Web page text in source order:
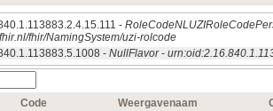
-
fhir/NamingSystem/uzi-rolcode
- NullFlavor-
Code Weergavenaam